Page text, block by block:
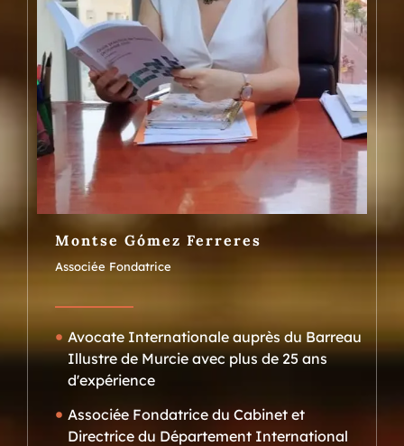
Montse Gómez Ferreres
Associée Fondatrice
Avocate Internationale auprès du Barreau
Illustre de Murcie avec plus de 25 ans
d'expérience
Associée Fondatrice du Cabinet et
Directrice du Département International